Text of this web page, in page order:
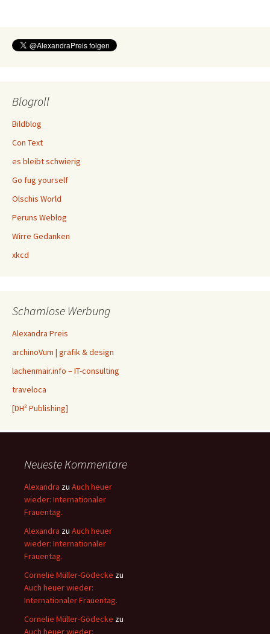
Blogroll
Bildblog
Con Text
es bleibt schwierig
Go fug yourself
Olschis World
Peruns Weblog
Wirre Gedanken
xkcd
Schamlose Werbung
Alexandra Preis
archinoVum | grafik & design
lachenmair.info – IT-consulting
traveloca
[DH² Publishing]
Neueste Kommentare
Alexandra zu Auch heuer
wieder: Internationaler
Frauentag.
Alexandra zu Auch heuer
wieder: Internationaler
Frauentag.
Cornelie Müller-Gödecke zu
Auch heuer wieder:
Internationaler Frauentag.
Cornelie Müller-Gödecke zu
Auch heuer wieder: